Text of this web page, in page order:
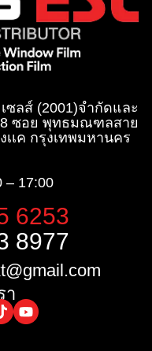
ซลส์ (2001)จำกัดและ
8 ซอย พุทธมณฑลสาย
เเค กรุงเทพมหานคร
– 17:00
6253
8977
า